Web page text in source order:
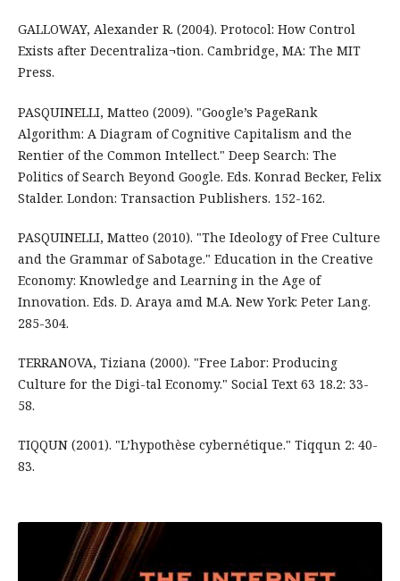
GALLOWAY, Alexander R. (2004). Protocol: How Control
Exists after Decentraliza¬tion. Cambridge, MA: The MIT
Press.
PASQUINELLI, Matteo (2009). "Google’s PageRank
Algorithm: A Diagram of Cognitive Capitalism and the
Rentier of the Common Intellect." Deep Search: The
Politics of Search Beyond Google. Eds. Konrad Becker, Felix
Stalder. London: Transaction Publishers. 152-162.
PASQUINELLI, Matteo (2010). "The Ideology of Free Culture
and the Grammar of Sabotage." Education in the Creative
Economy: Knowledge and Learning in the Age of
Innovation. Eds. D. Araya amd M.A. New York: Peter Lang.
285-304.
TERRANOVA, Tiziana (2000). "Free Labor: Producing
Culture for the Digi-tal Economy." Social Text 63 18.2: 33-
58.
TIQQUN (2001). "L’hypothèse cybernétique." Tiqqun 2: 40-
83.